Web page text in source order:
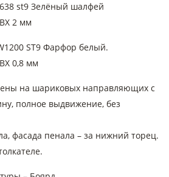
st9 Зелёный шалфей
2 мм
ST9 Фарфор белый.
0,8 мм
на шариковых направляющих с
полное выдвижение, без
фасада пенала – за нижний торец.